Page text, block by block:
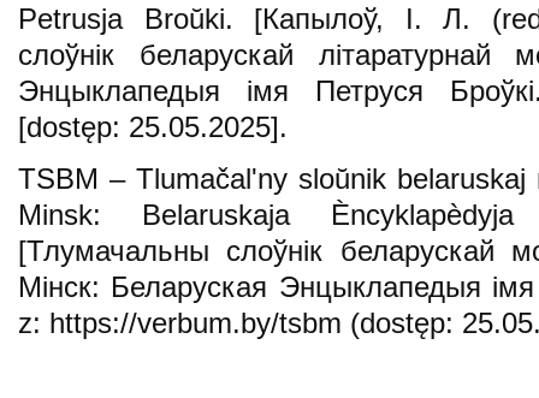
Petrusja Brоŭkі. [Капылоў, І. Л.
слоўнік беларускай літаратурнай
Энцыклапедыя імя Петруся
[dostęp: 25.05.2025].
TSBM – Tlumаčalʹny sloŭnik
Mіnsk: Belaruskaja
[Тлумачальны слоўнік беларускай
Мінск: Беларуская Энцыклапедыя
z: https://verbum.by/tsbm (dostęp: